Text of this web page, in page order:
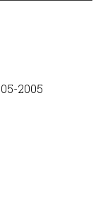
2005